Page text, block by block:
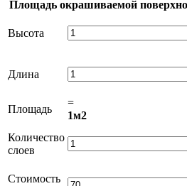
Площадь окрашиваемой
Высота
Длина
Площадь
=
1м2
Количество
слоев
Стоимость